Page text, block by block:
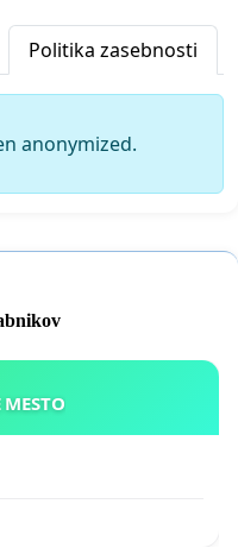
Politika zasebnosti
anonymized.
KAMNIK MOJE MESTO